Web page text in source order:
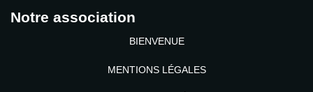
Notre association
BIENVENUE
MENTIONS LÉGALES